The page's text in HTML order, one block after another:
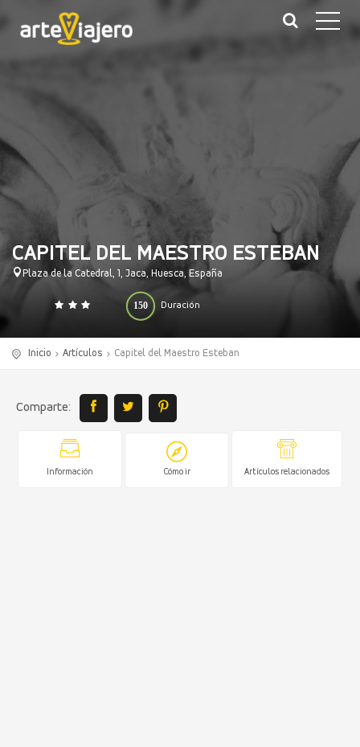
CAPITEL DEL MAESTRO ESTEBAN
Plaza de la Catedral, 1, Jaca, Huesca, España
Duración
150
0 140
Inicio Artículos Capitel del Maestro Esteban
Comparte:
Información Cómo ir Artículos relacionados